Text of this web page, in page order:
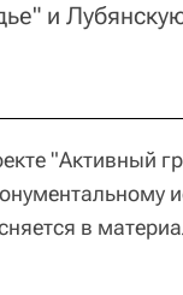
и
"Активный
в